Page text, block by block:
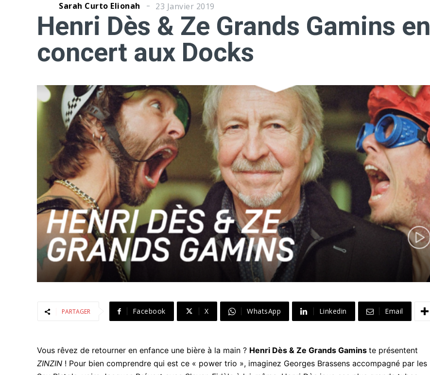
Sarah Curto Elionah 23 Janvier 2019
Henri Dès & Ze Grands Gamins en
concert aux Docks
PARTAGER Facebook X WhatsApp Linkedin Email
Vous rêvez de retourner en enfance une bière à la main ? Henri Dès & Ze Grands Gamins te présentent
ZINZIN ! Pour bien comprendre qui est ce « power trio », imaginez Georges Brassens accompagné par les